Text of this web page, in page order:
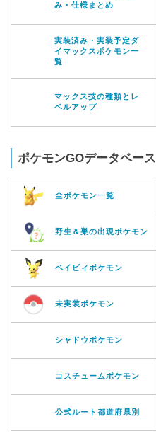
み・仕様まとめ
実装済み・実装予定ダ
イマックスポケモン一
覧
マックス技の種類とレ
ベルアップ
ポケモンGOデータベース
全ポケモン一覧
野生＆巣の出現ポケモン
ベイビィポケモン
未実装ポケモン
シャドウポケモン
コスチュームポケモン
公式ルート都道府県別